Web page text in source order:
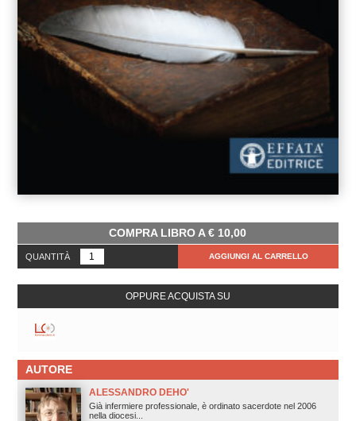
COMPRA LIBRO A€ 10,00
QUANTITÀ AGGIUNGI AL CARRELLO
OPPURE ACQUISTA SU
AUTORE
ALESSANDRO DEHO'
Già infermiere professionale, è ordinato sacerdote nel 2006
nella diocesi...